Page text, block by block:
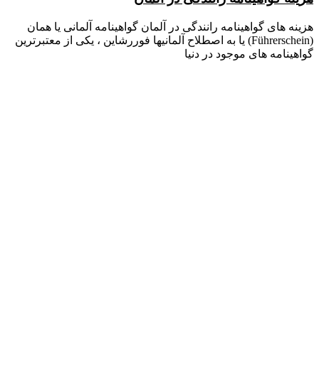
هزینه های گواهینامه رانندگی در آلمان گواهینامه آلمانی یا همان
(Führerschein) یا به اصطلاح آلمانیها فوررشاین ، یکی از معتبرترین
گواهینامه های موجود در دنیا